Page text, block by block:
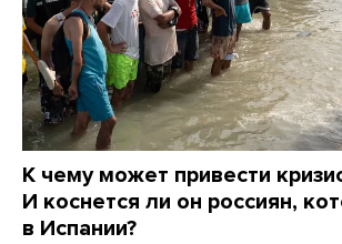
К чему может привести
И коснется ли он россиян,
в Испании?